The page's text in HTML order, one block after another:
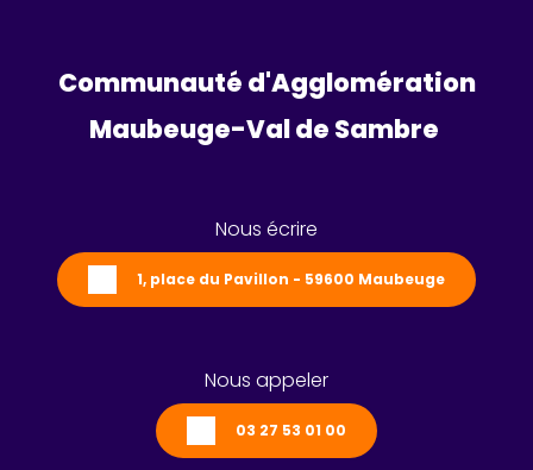
Communauté d'Agglomération
Maubeuge-Val de Sambre
Nous écrire
1, place du Pavillon - 59600 Maubeuge
Nous appeler
03 27 53 01 00